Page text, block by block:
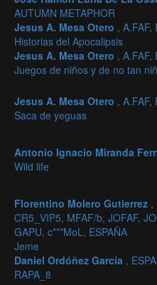
AUTUMN METAPHOR
Jesus A. Mesa Otero , A.FAF,
Historias del Apocalipsis
Jesus A. Mesa Otero , A.FAF,
Juegos de niños y de no tan
Jesus A. Mesa Otero , A.FAF,
Saca de yeguas
Antonio Ignacio Miranda
Wild life
Florentino Molero Gutierrez ,
CR5_VIP5, MFAF/b, JOFAF,
GAPU, c***MoL, ESPAÑA
Jeme
Daniel Ordóñez García ,
RAPA_8